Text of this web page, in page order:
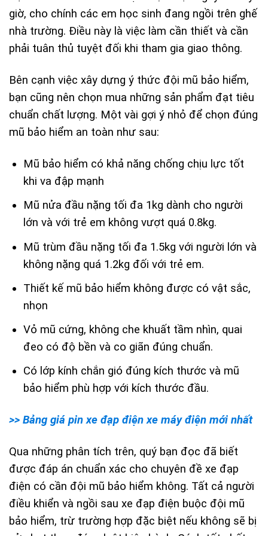
giờ, cho chính các em học sinh đang ngồi trên ghế
nhà trường. Điều này là việc làm cần thiết và cần
phải tuân thủ tuyệt đối khi tham gia giao thông.
Bên cạnh việc xây dựng ý thức đội mũ bảo hiểm,
bạn cũng nên chọn mua những sản phẩm đạt tiêu
chuẩn chất lượng. Một vài gợi ý nhỏ để chọn đúng
mũ bảo hiểm an toàn như sau:
Mũ bảo hiểm có khả năng chống chịu lực tốt
khi va đập mạnh
Mũ nửa đầu nặng tối đa 1kg dành cho người
lớn và với trẻ em không vượt quá 0.8kg.
Mũ trùm đầu nặng tối đa 1.5kg với người lớn và
không nặng quá 1.2kg đối với trẻ em.
Thiết kế mũ bảo hiểm không được có vật sắc,
nhọn
Vỏ mũ cứng, không che khuất tầm nhìn, quai
đeo có độ bền và co giãn đúng chuẩn.
Có lớp kính chắn gió đúng kích thước và mũ
bảo hiểm phù hợp với kích thước đầu.
>> Bảng giá pin xe đạp điện xe máy điện mới nhất
Qua những phân tích trên, quý bạn đọc đã biết
được đáp án chuẩn xác cho chuyên đề xe đạp
điện có cần đội mũ bảo hiểm không. Tất cả người
điều khiển và ngồi sau xe đạp điện buộc đội mũ
bảo hiểm, trừ trường hợp đặc biệt nếu không sẽ bị